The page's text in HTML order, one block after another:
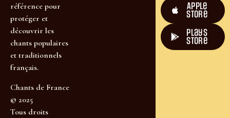
référence pour
protéger et
découvrir les
chants populaires
et traditionnels
français.
Chants de France
© 2025
Tous droits
Apple
Store
plays
store